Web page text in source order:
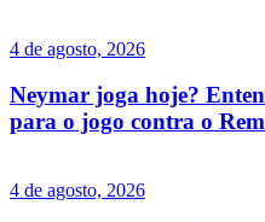
4 de agosto, 2026
Neymar joga hoje?
para o jogo contra o
4 de agosto, 2026